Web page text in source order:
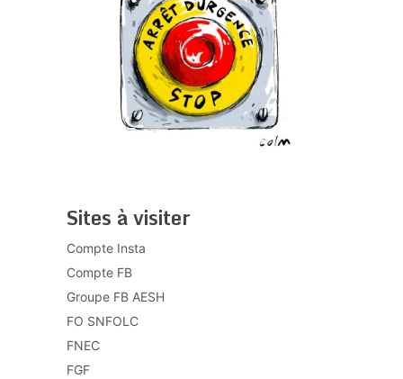
Sites à visiter
Compte Insta
Compte FB
Groupe FB AESH
FO SNFOLC
FNEC
FGF